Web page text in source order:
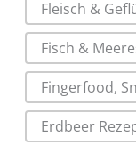
Fleisch &
Fisch &
Fingerfood,
Erdbeer